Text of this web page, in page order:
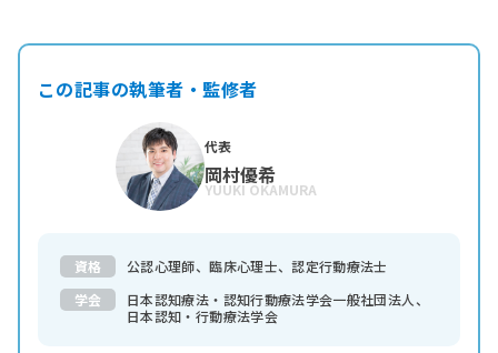
この記事の執筆者・監修者
代表
岡村優希
YUUKI OKAMURA
資格
公認心理師、臨床心理士、認定行動療法士
学会
日本認知療法・認知行動療法学会一般社団法人、
日本認知・行動療法学会